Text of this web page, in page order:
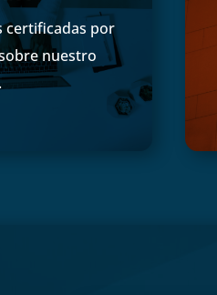
certificadas por
nuestro